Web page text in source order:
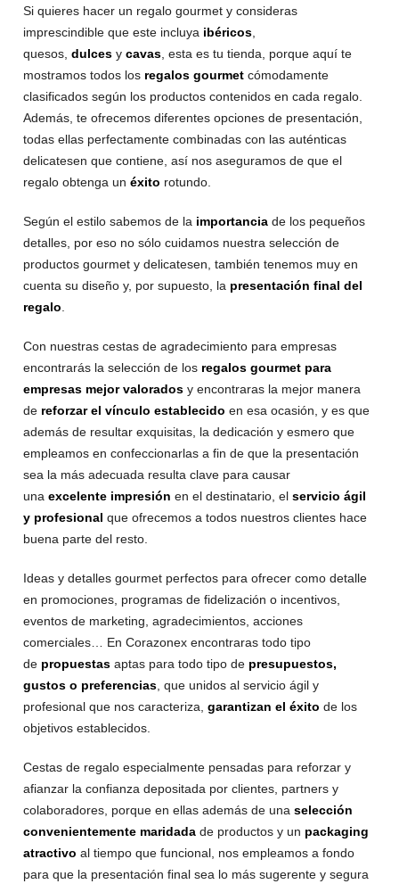
Si quieres hacer un regalo gourmet y consideras
imprescindible que este incluya ibéricos
quesos,dulces ycavas , esta es tu tienda, porque aquí te
mostramos todos los regalos gourmet cómodamente
clasificados según los productos contenidos en cada regalo.
Además, te ofrecemos diferentes opciones de presentación,
todas ellas perfectamente combinadas con las auténticas
delicatesen que contiene, así nos aseguramos de que el
regalo obtenga unéxito rotundo.
Según el estilo sabemos de la importancia de los pequeños
detalles, por eso no sólo cuidamos nuestra selección de
productos gourmet y delicatesen, también tenemos muy en
cuenta su diseño y, por supuesto, la presentación final del
regalo
Con nuestras cestas de agradecimiento para empresas
encontrarás la selección de los regalos gourmet para
empresas mejor valorados y encontraras la mejor manera
de reforzar el vínculo establecido en esa ocasión, y es que
además de resultar exquisitas, la dedicación y esmero que
empleamos en confeccionarlas a fin de que la presentación
sea la más adecuada resulta clave para causar
unaexcelente impresión en el destinatario, elservicio ágil
y profesional que ofrecemos a todos nuestros clientes hace
buena parte del resto.
Ideas y detalles gourmet perfectos para ofrecer como detalle
en promociones, programas de fidelización o incentivos,
eventos de marketing, agradecimientos, acciones
comerciales… En Corazonex encontraras todo tipo
de propuestasaptas para todo tipo de presupuestos,
gustos o preferencias , que unidos al servicio ágil y
profesional que nos caracteriza,garantizan el éxito de los
objetivos establecidos.
Cestas de regalo especialmente pensadas para reforzar y
afianzar la confianza depositada por clientes, partners y
colaboradores, porque en ellas además de unaselección
convenientemente maridada de productos y un packaging
atractivo al tiempo que funcional, nos empleamos a fondo
para que la presentación final sea lo más sugerente y segura